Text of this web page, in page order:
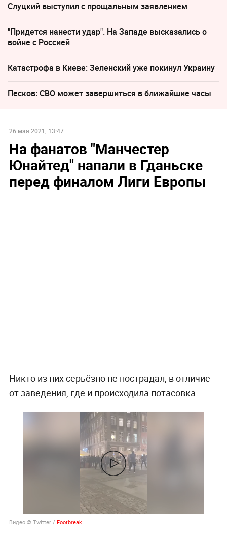
Слуцкий выступил с прощальным заявлением
"Придется нанести удар". На Западе высказались о
войне с Россией
Катастрофа в Киеве: Зеленский уже покинул Украину
Песков: СВО может завершиться в ближайшие часы
26 мая 2021, 13:47
На фанатов "Манчестер
Юнайтед" напали в Гданьске
перед финалом Лиги Европы
Никто из них серьёзно не пострадал, в отличие
от заведения, где и происходила потасовка.
Видео © Twitter / Footbreak